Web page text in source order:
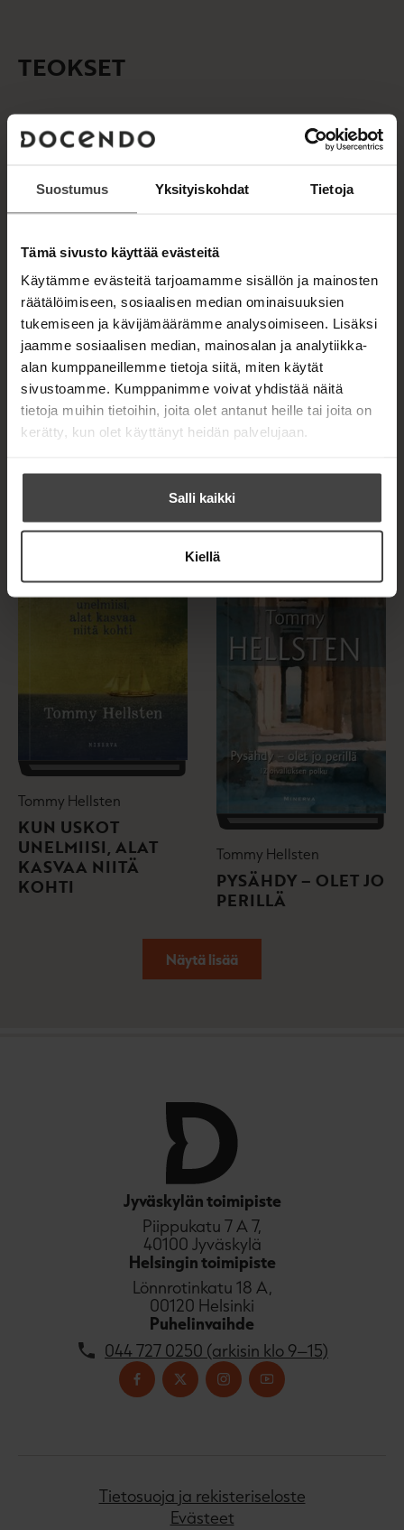
Suostumus Yksityiskohdat Tietoja
Tämä sivusto käyttää evästeitä
Käytämme evästeitä tarjoamamme sisällön ja mainosten
räätälöimiseen, sosiaalisen median ominaisuuksien
tukemiseen ja kävijämäärämme analysoimiseen. Lisäksi
jaamme sosiaalisen median, mainosalan ja analytiikka-
alan kumppaneillemme tietoja siitä, miten käytät
sivustoamme. Kumppanimme voivat yhdistää näitä
tietoja muihin tietoihin, joita olet antanut heille tai joita on
kerätty, kun olet käyttänyt heidän palvelujaan.
Salli kaikki
Kiellä
TEOKSET
KUN USKALSIN
Tommy Hellsten
IHMISEN
NÄKÖINEN ELÄMÄ
Tommy Hellsten
KUN USKOT
UNELMIISI, ALAT
KASVAA NIITÄ
KOHTI
Tommy Hellsten
PYSÄHDY – OLET JO
PERILLÄ
Näytä lisää
Jyväskylän toimipiste
Piippukatu 7 A 7,
40100 Jyväskylä
Helsingin toimipiste
Lönnrotinkatu 18 A,
00120 Helsinki
Puhelinvaihde
044 727 0250 (arkisin klo 9–15)
Tietosuoja ja rekisteriseloste
Evästeet